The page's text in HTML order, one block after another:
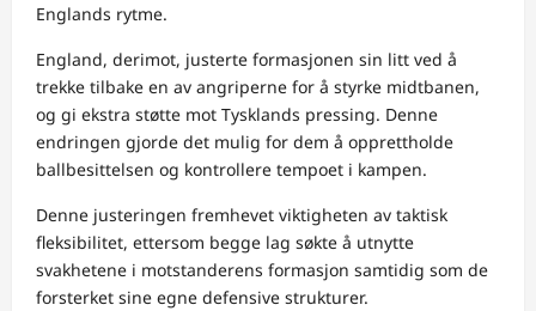
Englands rytme.
England, derimot, justerte formasjonen sin litt ved å
trekke tilbake en av angriperne for å styrke midtbanen,
og gi ekstra støtte mot Tysklands pressing. Denne
endringen gjorde det mulig for dem å opprettholde
ballbesittelsen og kontrollere tempoet i kampen.
Denne justeringen fremhevet viktigheten av taktisk
fleksibilitet, ettersom begge lag søkte å utnytte
svakhetene i motstanderens formasjon samtidig som de
forsterket sine egne defensive strukturer.